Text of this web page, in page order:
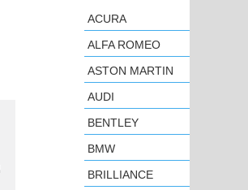
ACURA
ALFA ROMEO
ASTON MARTIN
AUDI
BENTLEY
BMW
BRILLIANCE